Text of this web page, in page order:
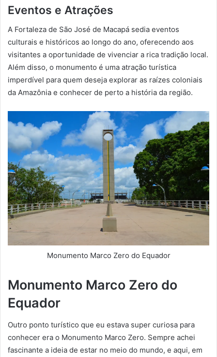
Eventos e Atrações
A Fortaleza de São José de Macapá sedia eventos
culturais e históricos ao longo do ano, oferecendo aos
visitantes a oportunidade de vivenciar a rica tradição local.
Além disso, o monumento é uma atração turística
imperdível para quem deseja explorar as raízes coloniais
da Amazônia e conhecer de perto a história da região.
Monumento Marco Zero do Equador
Monumento Marco Zero do
Equador
Outro ponto turístico que eu estava super curiosa para
conhecer era o Monumento Marco Zero. Sempre achei
fascinante a ideia de estar no meio do mundo, e aqui, em